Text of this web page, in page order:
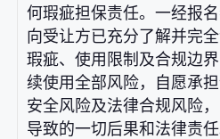
何瑕疵担保责任。一经报
向受让方已充分了解并完
瑕疵、使用限制及合规边
续使用全部风险，自愿承
安全风险及法律合规风险
导致的一切后果和法律责任